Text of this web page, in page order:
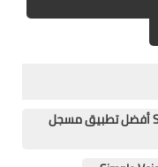
مشاهدة الافلام
تحميل تطبيق Simple Voice Recorder أفضل تطبيق مسجل